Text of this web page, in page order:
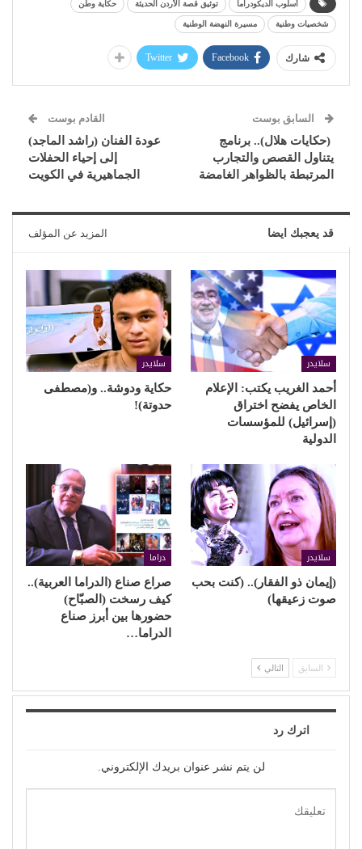
أسلوب الديكودراما توثيق قصة الأردن الحديثة حكاية وطن
شخصيات وطنية مسيرة النهضة الوطنية
شارك Facebook
Twitter
السابق بوست
(حكايات هلال).. برنامج
يتناول القصص والتجارب
المرتبطة بالظواهر الغامضة
القادم بوست
عودة الفنان (راشد الماجد)
إلى إحياء الحفلات
الجماهيرية في الكويت
قد يعجبك ايضا المزيد عن المؤلف
سلايدر
أحمد الغريب يكتب: الإعلام
الخاص يفضح اختراق
(إسرائيل) للمؤسسات
الدولية
سلايدر
حكاية ودوشة.. و(مصطفى
حدوتة)!
سلايدر
(إيمان ذو الفقار).. (كنت بحب
صوت زعيقها)
دراما
صراع صناع (الدراما العربية)..
كيف رسخت (الصبّاح)
حضورها بين أبرز صناع
الدراما…
السابق التالي
اترك رد
لن يتم نشر عنوان بريدك الإلكتروني.